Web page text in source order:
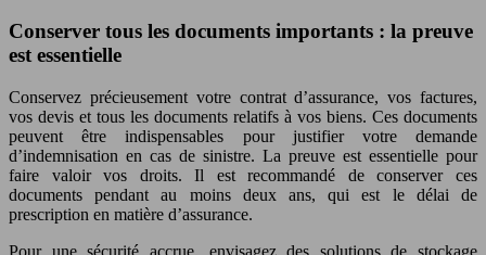
Conserver tous les documents importants : la preuve
est essentielle
Conservez précieusement votre contrat d’assurance, vos factures,
vos devis et tous les documents relatifs à vos biens. Ces documents
peuvent être indispensables pour justifier votre demande
d’indemnisation en cas de sinistre. La preuve est essentielle pour
faire valoir vos droits. Il est recommandé de conserver ces
documents pendant au moins deux ans, qui est le délai de
prescription en matière d’assurance.
Pour une sécurité accrue, envisagez des solutions de stockage